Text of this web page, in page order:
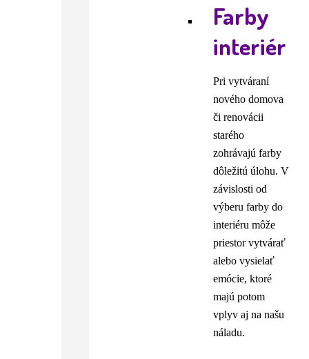
Farby
interiér
Pri vytváraní
nového domova
či renovácii
starého
zohrávajú farby
dôležitú úlohu. V
závislosti od
výberu farby do
interiéru môže
priestor vytvárať
alebo vysielať
emócie, ktoré
majú potom
vplyv aj na našu
náladu.